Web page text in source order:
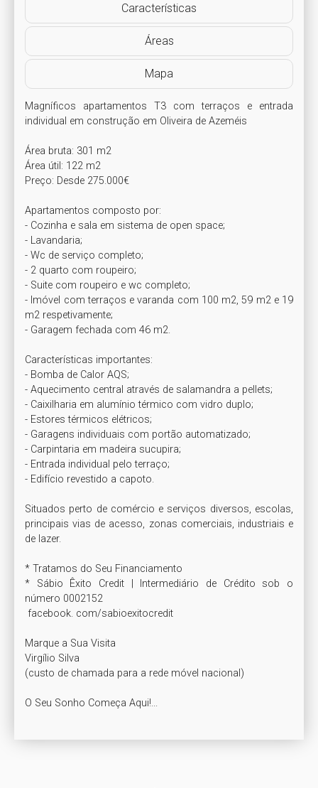
Características
Áreas
Mapa
Magníficos apartamentos T3 com terraços e entrada
individual em construção em Oliveira de Azeméis
Área bruta: 301 m2
Área útil: 122 m2
Preço: Desde 275.000€
Apartamentos composto por:
- Cozinha e sala em sistema de open space;
- Lavandaria;
- Wc de serviço completo;
- 2 quarto com roupeiro;
- Suite com roupeiro e wc completo;
- Imóvel com terraços e varanda com 100 m2, 59 m2 e 19
m2 respetivamente;
- Garagem fechada com 46 m2.
Características importantes:
- Bomba de Calor AQS;
- Aquecimento central através de salamandra a pellets;
- Caixilharia em alumínio térmico com vidro duplo;
- Estores térmicos elétricos;
- Garagens individuais com portão automatizado;
- Carpintaria em madeira sucupira;
- Entrada individual pelo terraço;
- Edifício revestido a capoto.
Situados perto de comércio e serviços diversos, escolas,
principais vias de acesso, zonas comerciais, industriais e
de lazer.
* Tratamos do Seu Financiamento
* Sábio Êxito Credit | Intermediário de Crédito sob o
número 0002152
Marque a Sua Visita
Virgílio Silva
(custo de chamada para a rede móvel nacional)